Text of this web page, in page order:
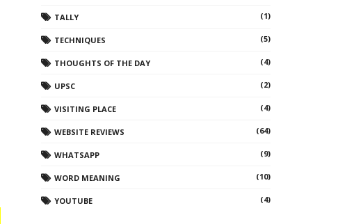
TALLY (1)
TECHNIQUES (5)
THOUGHTS OF THE DAY (4)
UPSC (2)
VISITING PLACE (4)
WEBSITE REVIEWS (64)
WHATSAPP (9)
WORD MEANING (10)
YOUTUBE (4)